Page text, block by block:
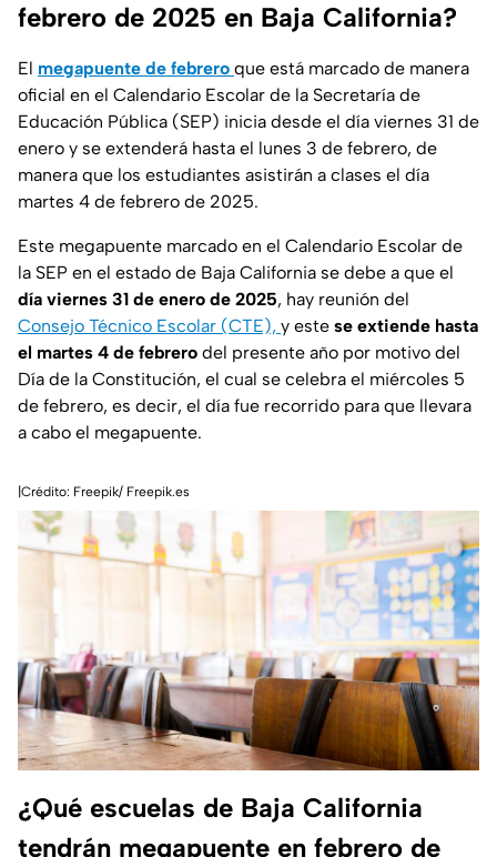
febrero de 2025 en Baja California?
El megapuente de febrero que está marcado de manera
oficial en el Calendario Escolar de la Secretaría de
Educación Pública (SEP) inicia desde el día viernes 31 de
enero y se extenderá hasta el lunes 3 de febrero, de
manera que los estudiantes asistirán a clases el día
martes 4 de febrero de 2025.
Este megapuente marcado en el Calendario Escolar de
la SEP en el estado de Baja California se debe a que el
día viernes 31 de enero de 2025, hay reunión del
Consejo Técnico Escolar (CTE), y este se extiende hasta
el martes 4 de febrero del presente año por motivo del
Día de la Constitución, el cual se celebra el miércoles 5
de febrero, es decir, el día fue recorrido para que llevara
a cabo el megapuente.
|Crédito: Freepik/ Freepik.es
¿Qué escuelas de Baja California
tendrán megapuente en febrero de